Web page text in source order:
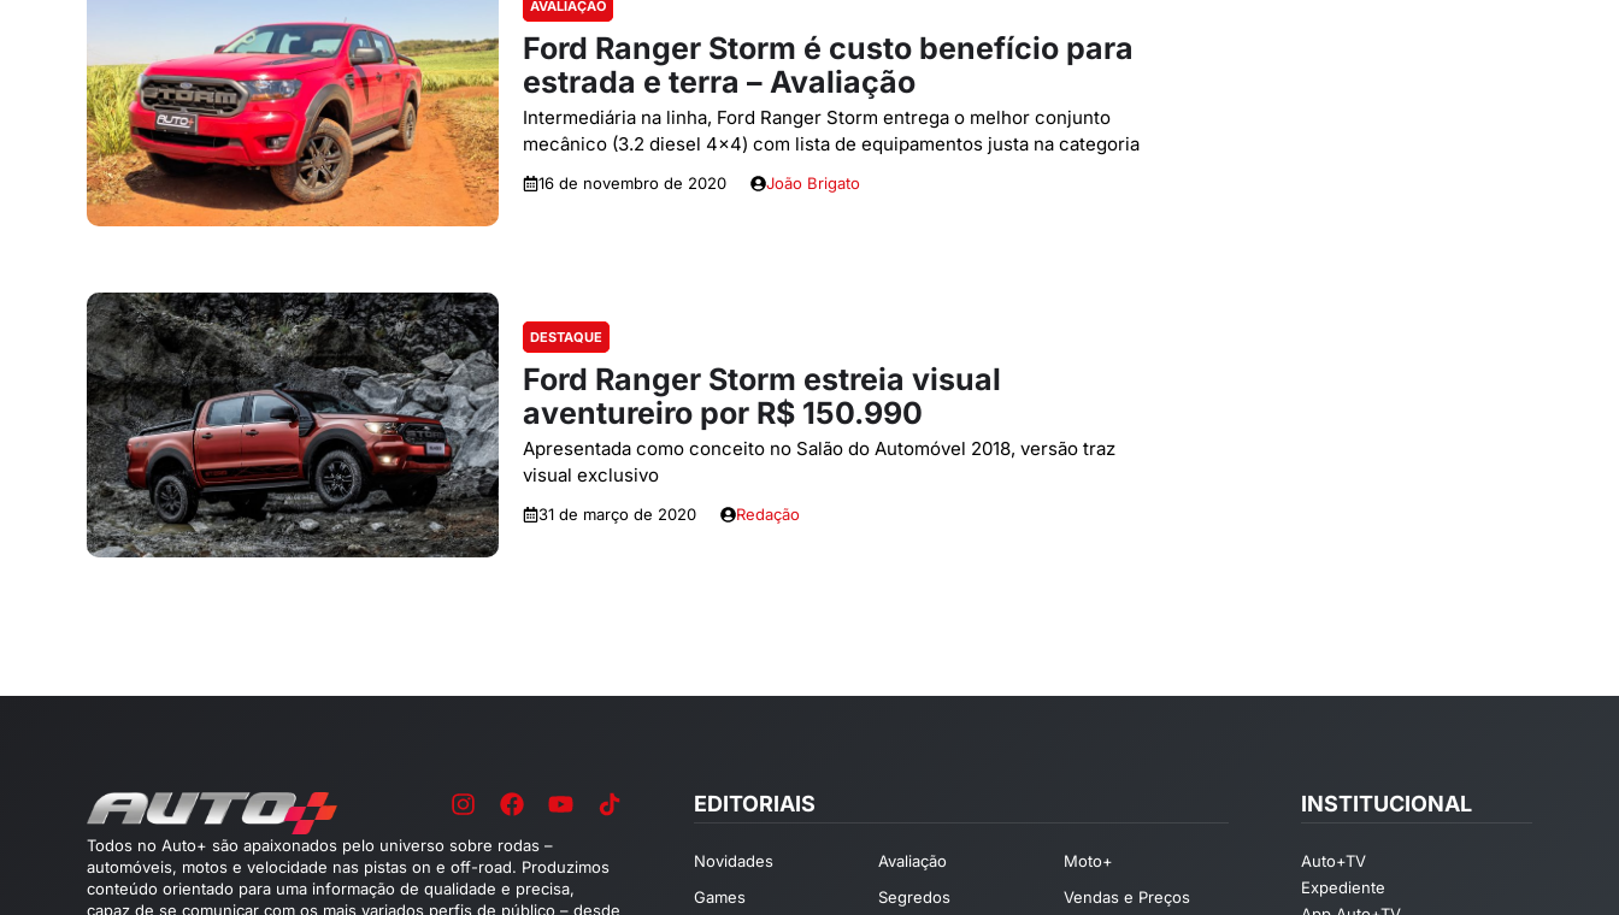
AVALIAÇÃO
Ford Ranger Storm é custo benefício para
estrada e terra – Avaliação
Intermediária na linha, Ford Ranger Storm entrega o melhor conjunto
mecânico (3.2 diesel 4x4) com lista de equipamentos justa na categoria
16 de novembro de 2020 João Brigato
DESTAQUE
Ford Ranger Storm estreia visual
aventureiro por R$ 150.990
Apresentada como conceito no Salão do Automóvel 2018, versão traz
visual exclusivo
31 de março de 2020 Redação
Todos no Auto+ são apaixonados pelo universo sobre rodas –
automóveis, motos e velocidade nas pistas on e off-road. Produzimos
conteúdo orientado para uma informação de qualidade e precisa,
capaz de se comunicar com os mais variados perfis de público – desde
EDITORIAIS
Novidades Avaliação
Moto+
Games
Segredos Vendas e Preços
INSTITUCIONAL
Auto+TV
Expediente